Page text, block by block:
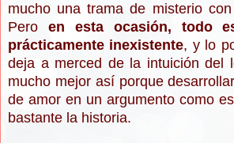
mucho una tramade misterio
Pero en esta ocasión, todo
prácticamente inexistente, y lo
deja a merced de la intuición del
mucho mejor así porque d
de amor en un argumento como
bastante la historia.